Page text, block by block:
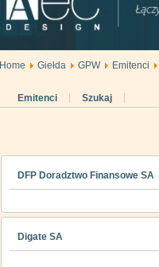
Home Giełda GPW Emitenci
Emitenci Szukaj
DFP Doradztwo Finansowe SA
Digate SA